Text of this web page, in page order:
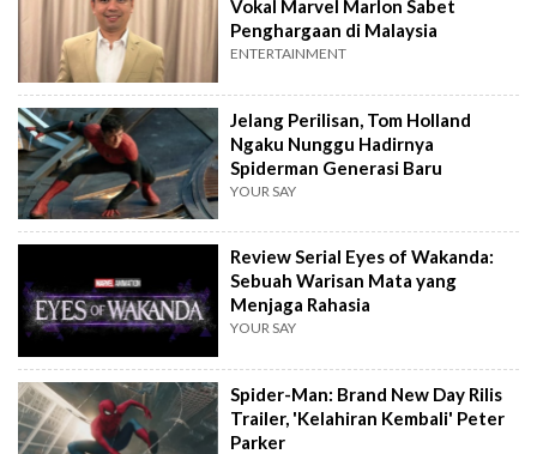
Vokal Marvel Marlon Sabet
Penghargaan di Malaysia
ENTERTAINMENT
Jelang Perilisan, Tom Holland
Ngaku Nunggu Hadirnya
Spiderman Generasi Baru
YOUR SAY
Review Serial Eyes of Wakanda:
Sebuah Warisan Mata yang
Menjaga Rahasia
YOUR SAY
Spider-Man: Brand New Day Rilis
Trailer, 'Kelahiran Kembali' Peter
Parker